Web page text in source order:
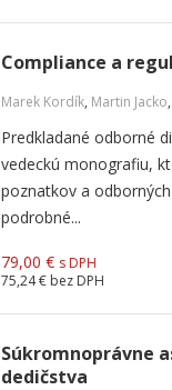
Compliance a
Marek Kordík, Martin Jacko,
Predkladané odborné
vedeckú monografiu,
poznatkov a
podrobné...
79,00 € s DPH
75,24 € bez DPH
Súkromnoprávne
dedičstva